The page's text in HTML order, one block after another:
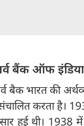
बैंक ऑफ
बैक भारत की
करता है।
हुई थी। 1938